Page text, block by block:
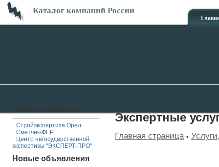
Каталог компаний России
Стройэкспертиза Орел
Сметчик-ФЕР
Центр негосударственной
экспертизы "ЭКСПЕРТ-ПРО"
Новые объявления
Экспертные
Главная страница